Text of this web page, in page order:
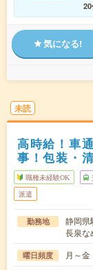
気になる!
未読
高時給！車
事！包装・
職種未経験OK
派遣
勤務地
静岡県
長泉な
曜日頻度 月～金